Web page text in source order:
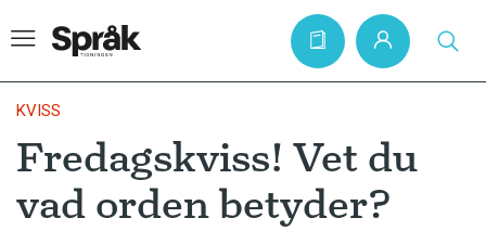
Hem
Artiklar
KVISS
Fredagskviss! Vet du
vad orden betyder?